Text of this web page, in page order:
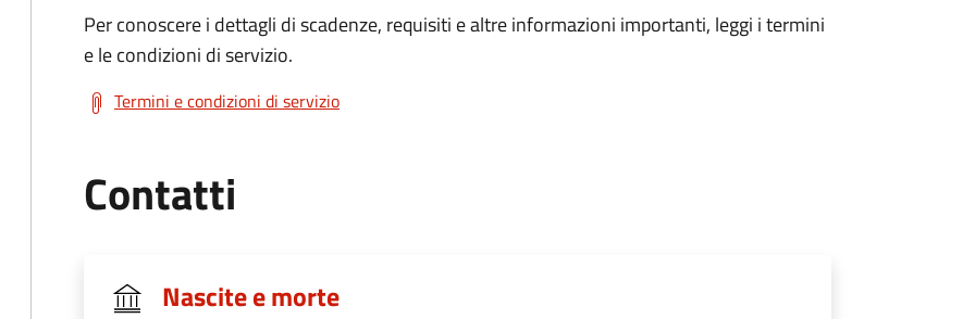
Per conoscere i dettagli di scadenze, requisiti e altre informazioni importanti, leggi i termini
e le condizioni di servizio.
Termini e condizioni di servizio
Contatti
Nascite e morte